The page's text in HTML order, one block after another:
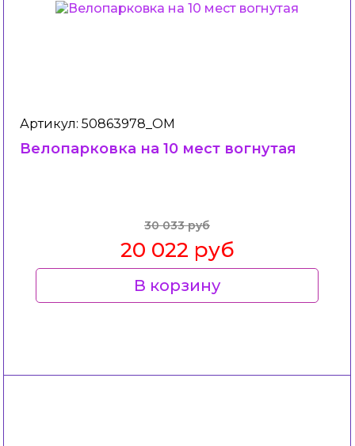
Артикул: 50863978_ОМ
Велопарковка на 10 мест вогнутая
30 033 руб
20 022 руб
В корзину